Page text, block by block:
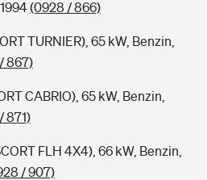
(0928 / 866)
TURNIER), 65 kW, Benzin,
867)
CABRIO), 65 kW, Benzin,
871)
FLH 4X4), 66 kW, Benzin,
/ 907)